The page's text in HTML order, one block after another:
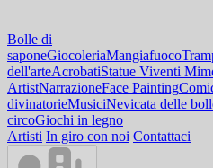
Bolle di
saponeGiocoleriaMangiafuoco
dell'arteAcrobatiStatue Viventi
ArtistNarrazioneFace Painting
divinatorieMusiciNevicata delle
circoGiochi in legno
Artisti In giro con noi Contattaci